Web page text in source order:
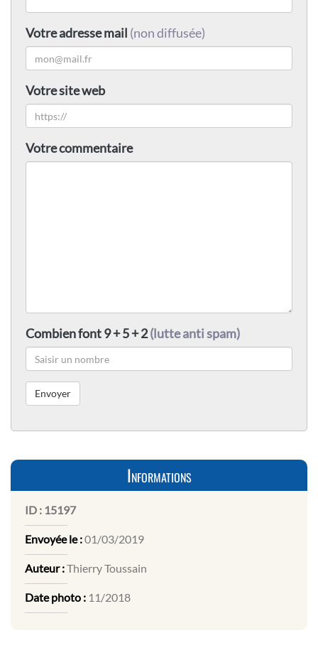
Votre adresse mail (non diffusée)
Votre site web
Votre commentaire
Combien font 9 + 5 + 2(lutte anti spam)
Informations
ID : 15197
Envoyée le :01/03/2019
Auteur :Thierry Toussain
Date photo : 11/2018